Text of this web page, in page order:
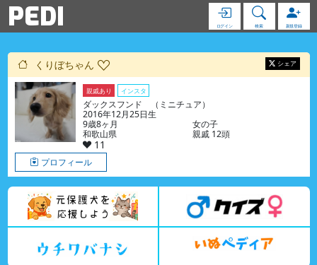
PEDI ログイン 検索 新規登録
くりぼちゃん シェア
親戚あり インスタ
ダックスフンド （ミニチュア）
2016年12月25日生
9歳8ヶ月
女の子
和歌山県
親戚 12頭
11
プロフィール